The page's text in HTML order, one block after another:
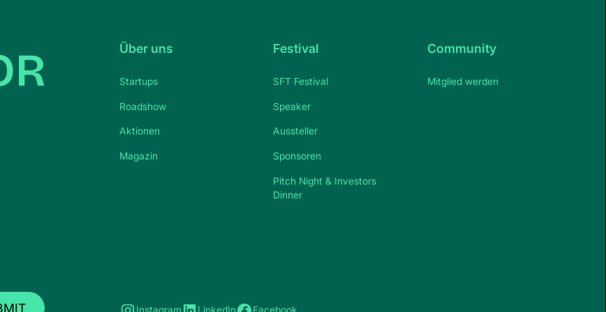
Über uns
Startups
Roadshow
Aktionen
Magazin
Festival
SFT Festival
Speaker
Aussteller
Sponsoren
Pitch Night & Investors
Dinner
Community
Mitglied werden